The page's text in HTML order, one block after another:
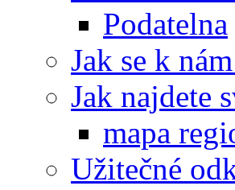
Podatelna
Jak se k
Jak najdete
mapa
Užitečné